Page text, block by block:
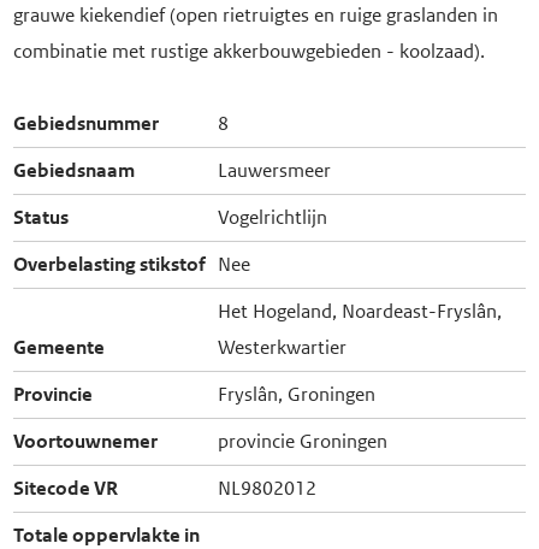
grauwe kiekendief (open rietruigtes en ruige graslanden in
combinatie met rustige akkerbouwgebieden - koolzaad).
Gebiedsnummer
8
Gebiedsnaam
Lauwersmeer
Status
Vogelrichtlijn
Overbelasting stikstof Nee
Gemeente
Het Hogeland, Noardeast-Fryslân,
Westerkwartier
Provincie
Fryslân, Groningen
Voortouwnemer
provincie Groningen
Sitecode VR
NL9802012
Totale oppervlakte in